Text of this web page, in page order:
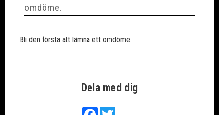
Dela med dig
FacebookTwitter
Bli den första att lämna ett omdöme.